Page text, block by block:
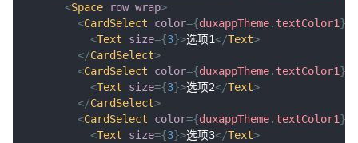
<Space row wrap>
<CardSelect color={duxappTheme. textColor1}
<Text size={3}>选项1</Text>
</CardSelect>
<CardSelect color={duxappTheme. textColor1}
<Text size={3}>选项2</Text>
</CardSelect>
<CardSelect color={duxappTheme. textColor1}
<Text size={3}>选项3</Text>